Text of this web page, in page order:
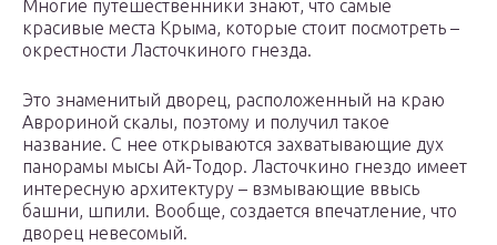
Многие путешественники знают, что самые
красивые места Крыма, которые стоит посмотреть –
окрестности Ласточкиного гнезда.
Это знаменитый дворец, расположенный на краю
Аврориной скалы, поэтому и получил такое
название. С нее открываются захватывающие дух
панорамы мысы Ай-Тодор. Ласточкино гнездо имеет
интересную архитектуру – взмывающие ввысь
башни, шпили. Вообще, создается впечатление, что
дворец невесомый.